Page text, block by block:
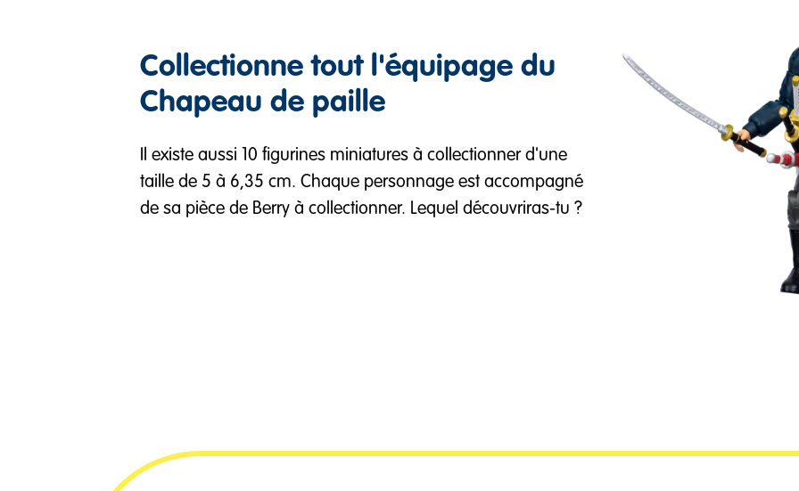
Collectionne tout l'équipage du
Chapeau de paille
Il existe aussi 10 figurines miniatures à collectionner d'une
taille de 5 à 6,35 cm. Chaque personnage est accompagné
de sa pièce de Berry à collectionner. Lequel découvriras-tu ?